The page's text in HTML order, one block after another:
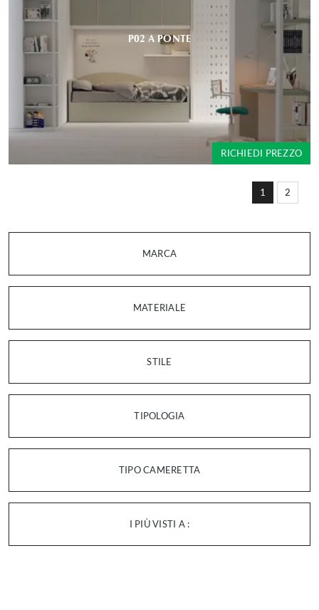
MARCA
MATERIALE
STILE
TIPOLOGIA
TIPO CAMERETTA
I PIÙ VISTI A :
1 2
P02 A PONTE
RICHIEDI PREZZO